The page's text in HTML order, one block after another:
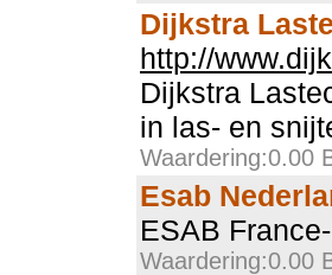
Dijkstra
http://
Dijkstra
in las- en
Waardering:0.00
Esab
ESAB
Waardering:0.00